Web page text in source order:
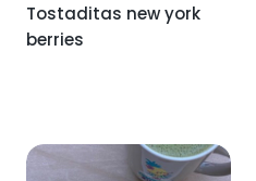
Tostaditas new york
berries